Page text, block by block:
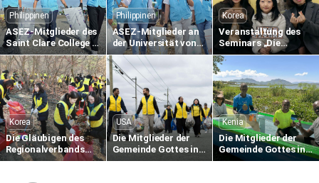
Philippinen
ASEZ-Mitglieder des
Saint Clare College in
Caloocan auf den
Philippinen sammeln
Plastikmüll am
Strand
Philippinen
ASEZ-Mitglieder an
der Universität von
Südost-Philippinen
säubern das
Küstengebiet von
Tabok
Korea
Veranstaltung des
Seminars „Die
Sprache der Liebe
einer Mutter“ in der
Gemeinde in Gumi
Korea
Die Gläubigen des
Regionalverbands
Gangnam Süd führen
USA
Die Mitglieder der
Gemeinde Gottes in
Bogota, New Jersey,
Kenia
Die Mitglieder der
Gemeinde Gottes in
Nairobi (Kenia)